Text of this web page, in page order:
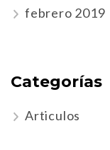
febrero 2019
Categorías
Articulos